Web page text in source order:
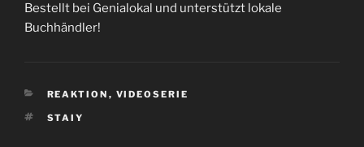
Bestellt bei Genialokal und unterstützt lokale
Buchhändler!
KATEGORIEN
REAKTION , VIDEOSERIE
SCHLAGWÖRTER
STAIY